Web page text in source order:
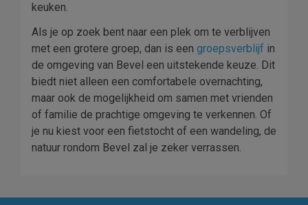
keuken.
Als je op zoek bent naar een plek om te verblijven
met een grotere groep, dan is een groepsverblijf in
de omgeving van Bevel een uitstekende keuze. Dit
biedt niet alleen een comfortabele overnachting,
maar ook de mogelijkheid om samen met vrienden
of familie de prachtige omgeving te verkennen. Of
je nu kiest voor een fietstocht of een wandeling, de
natuur rondom Bevel zal je zeker verrassen.